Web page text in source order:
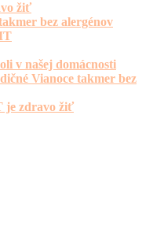
žiť
bez alergénov
v našej domácnosti
Vianoce takmer bez
je zdravo žiť